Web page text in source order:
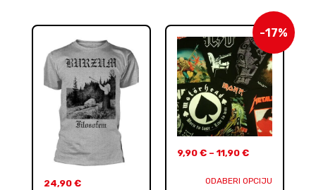
24,90 €
-17%
9,90 € – 11,90 €
ODABERI OPCIJU